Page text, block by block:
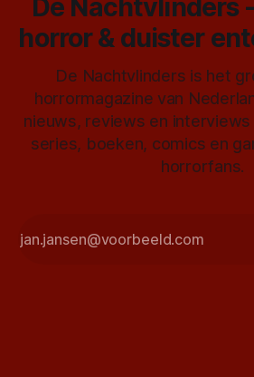
De Nachtvlinders
horror & duister
De Nachtvlinders is het
horrormagazine van
nieuws, reviews en
series, boeken, comics en
horrorfans.